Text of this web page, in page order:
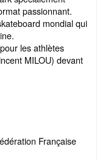
passionnant.
mondial qui
les athlètes
MILOU) devant
Française